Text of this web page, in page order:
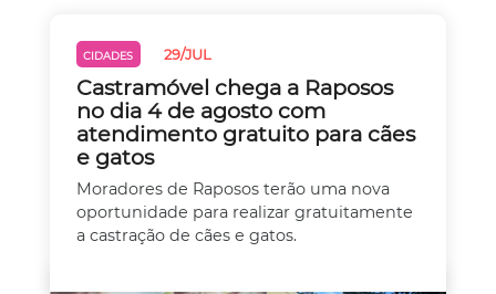
CIDADES 29/JUL
Castramóvel chega a Raposos
no dia 4 de agosto com
atendimento gratuito para cães
e gatos
Moradores de Raposos terão uma nova
oportunidade para realizar gratuitamente
a castração de cães e gatos.